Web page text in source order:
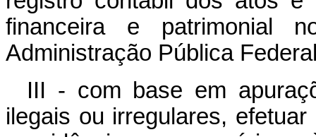
financeira e patrimonial
Administração Pública
III - com base em
ilegais ou irregulares,